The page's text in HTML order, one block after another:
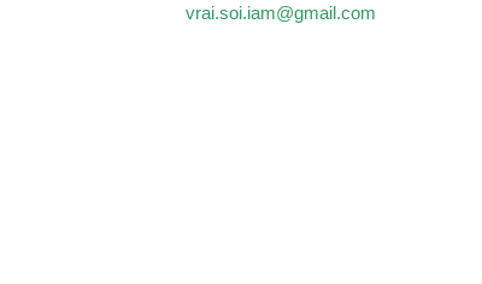
vrai.soi.iam@gmail.com